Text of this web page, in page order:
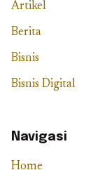
Artikel
Berita
Bisnis
Bisnis Digital
Navigasi
Home